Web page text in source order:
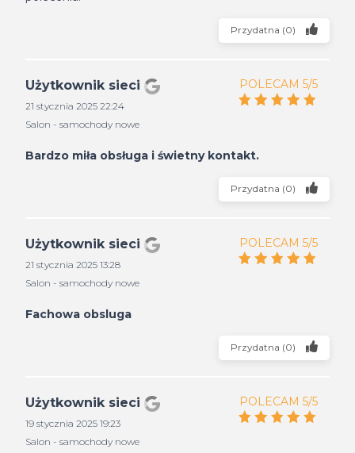
Przydatna (0)
Użytkownik sieci
21 stycznia 2025 22:24
Salon - samochody nowe
POLECAM 5/5
Bardzo miła obsługa i świetny kontakt.
Przydatna (0)
Użytkownik sieci
21 stycznia 2025 13:28
Salon - samochody nowe
POLECAM 5/5
Fachowa obsluga
Przydatna (0)
Użytkownik sieci
19 stycznia 2025 19:23
Salon - samochody nowe
POLECAM 5/5